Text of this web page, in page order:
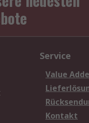
Service
Value
Kontakt